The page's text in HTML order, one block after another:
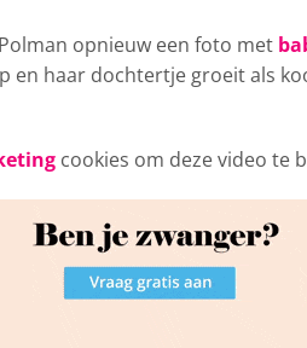
opnieuw een foto met
en haar dochtertje groeit als
cookies om deze video te